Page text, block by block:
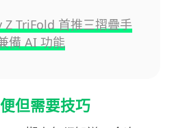
TriFold 首推三摺疊手
備 AI 功能
但需要技巧